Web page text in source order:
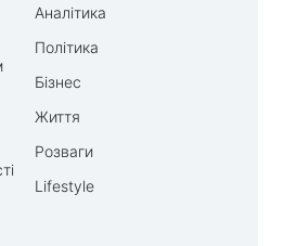
Аналітика
Політика
Бізнес
Життя
Розваги
Lifestyle